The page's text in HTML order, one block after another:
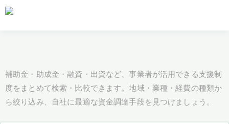
補助金・助成金・融資・出資など、事業者が活用できる支援制
度をまとめて検索・比較できます。地域・業種・経費の種類か
ら絞り込み、自社に最適な資金調達手段を見つけましょう。